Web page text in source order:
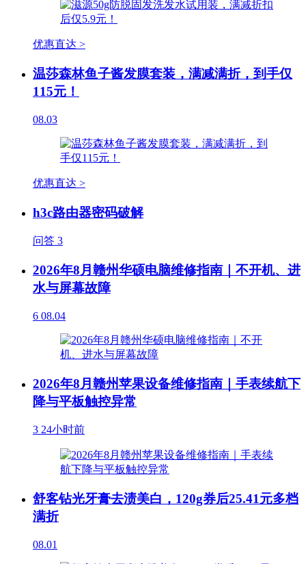
优惠直达 >
温莎森林鱼子酱发膜套装，满减满折，到手仅
115元！
08.03
优惠直达 >
h3c路由器密码破解
问答 3
2026年8月赣州华硕电脑维修指南｜不开机、进
水与屏幕故障
6 08.04
2026年8月赣州苹果设备维修指南｜手表续航下
降与平板触控异常
3 24小时前
舒客钻光牙膏去渍美白，120g券后25.41元多档
满折
08.01